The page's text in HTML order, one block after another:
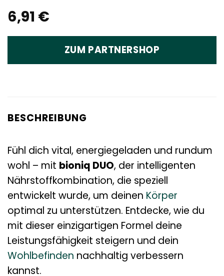
6,91 €
ZUM PARTNERSHOP
BESCHREIBUNG
Fühl dich vital, energiegeladen und rundum
wohl – mit bioniq DUO, der intelligenten
Nährstoffkombination, die speziell
entwickelt wurde, um deinen Körper
optimal zu unterstützen. Entdecke, wie du
mit dieser einzigartigen Formel deine
Leistungsfähigkeit steigern und dein
Wohlbefinden nachhaltig verbessern
kannst.